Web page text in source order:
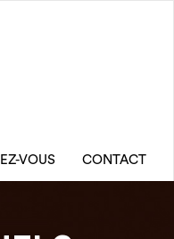
VOUS CONTACT